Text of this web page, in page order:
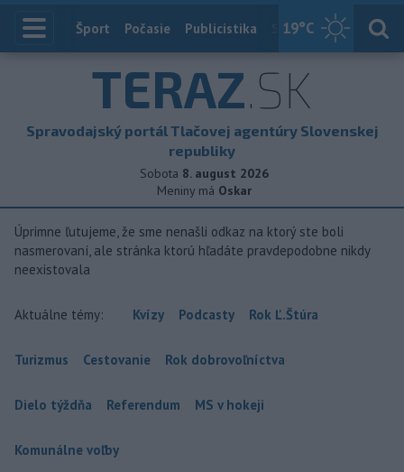
19°C
Index
Šport Počasie Publicistika Slovensko
TERAZ.SK
Spravodajský portál Tlačovej agentúry Slovenskej
republiky
Sobota 8. august 2026
Meniny má Oskar
Úprimne ľutujeme, že sme nenašli odkaz na ktorý ste boli
nasmerovaní, ale stránka ktorú hľadáte pravdepodobne nikdy
neexistovala
Aktuálne témy: Kvízy Podcasty Rok Ľ.Štúra
Turizmus Cestovanie Rok dobrovoľníctva
Dielo týždňa Referendum MS v hokeji
Komunálne voľby